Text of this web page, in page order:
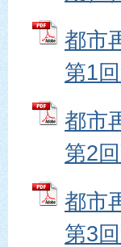
都市
第1
都市
第2
都市
第3